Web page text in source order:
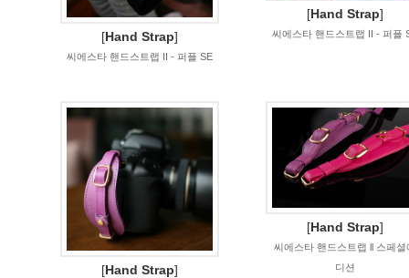
[Hand Strap]
씨에스타 핸드스트랩 II - 퍼플 SE
[Hand Strap]
씨에스타 핸드스트랩 II - 퍼플
[Hand Strap]
[Hand Strap]
씨에스타 핸드스트랩 ll 스페셜
디션